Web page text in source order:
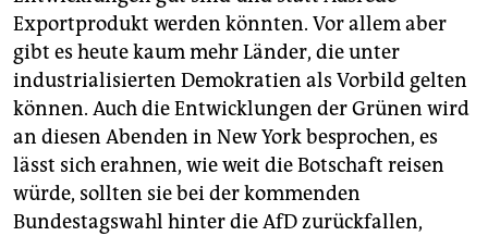
Exportprodukt werden könnten. Vor allem aber
gibt es heute kaum mehr Länder, die unter
industrialisierten Demokratien als Vorbild gelten
können. Auch die Entwicklungen der Grünen wird
an diesen Abenden in New York besprochen, es
lässt sich erahnen, wie weit die Botschaft reisen
würde, sollten sie bei der kommenden
Bundestagswahl hinter die AfD zurückfallen,